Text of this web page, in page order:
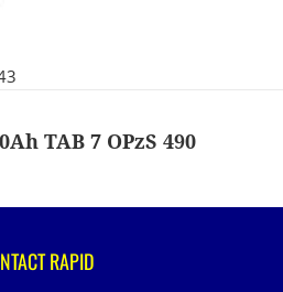
TAB 7 OPzS 490
RAPID